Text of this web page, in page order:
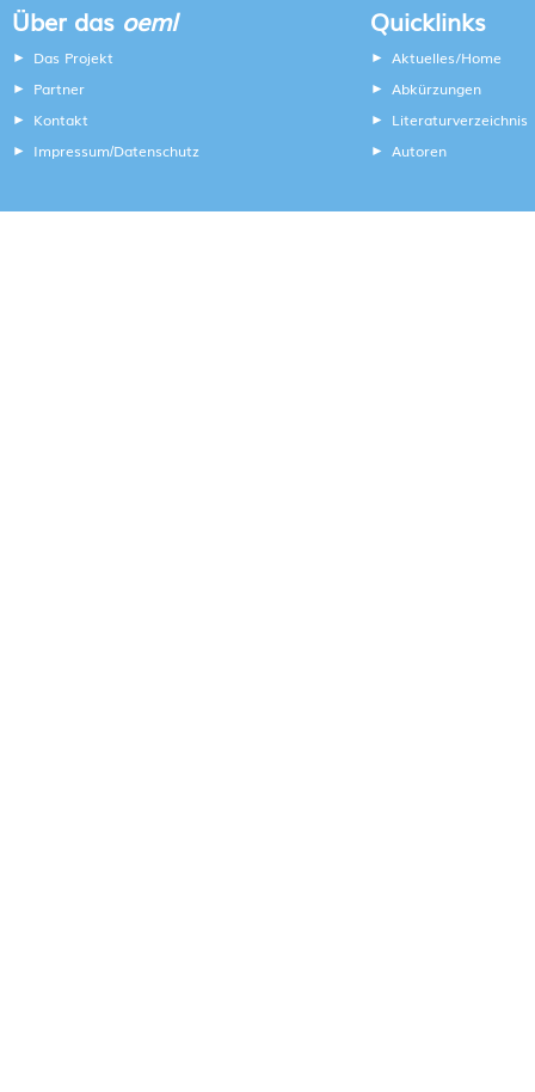
Über das oeml
Das Projekt
Partner
Kontakt
Impressum/Datenschutz
Quicklinks
Aktuelles/Home
Abkürzungen
Literaturverzeichnis
Autoren